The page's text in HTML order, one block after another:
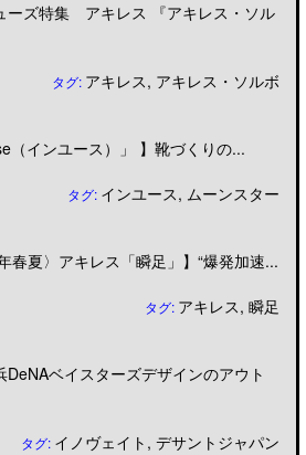
ーズ特集 アキレス 『アキレス・ソル
タグ: アキレス, アキレス・ソルボ
（インユース）」 】靴づくりの...
タグ: インユース, ムーンスター
春夏〉アキレス「瞬足」】“爆発加速...
タグ: アキレス,瞬足
DeNAベイスターズデザインのアウト
タグ: イノヴェイト ,デサントジャパン